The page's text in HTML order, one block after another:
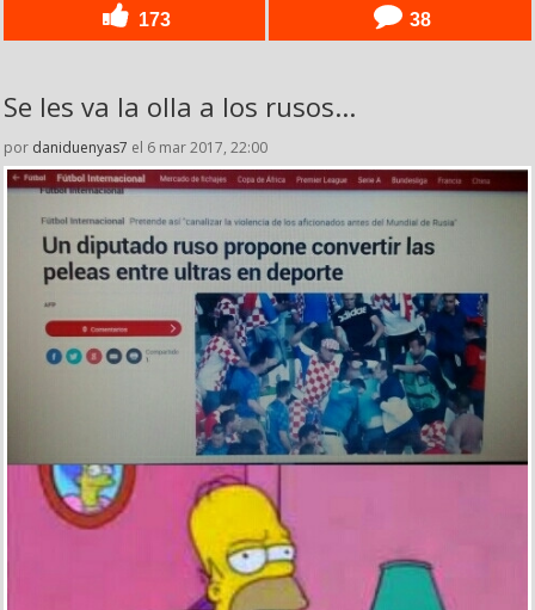
173 38
Se les va la olla a los rusos...
por daniduenyas7 el 6 mar 2017, 22:00